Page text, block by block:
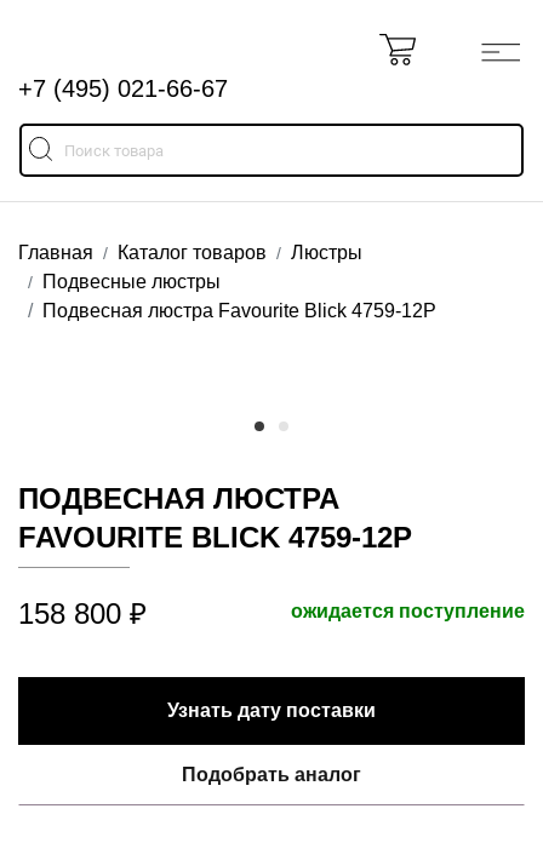
+7 (495) 021-66-67
Главная Каталог товаров
Люстры
Подвесные люстры
Подвесная люстра Favourite Blick 4759-12P
ПОДВЕСНАЯ ЛЮСТРА
FAVOURITE BLICK 4759-12P
158 800 ₽ ожидается поступление
Узнать дату поставки
Подобрать аналог